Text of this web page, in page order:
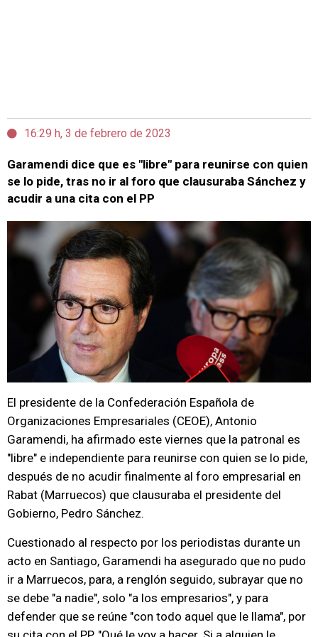
16:29 h, 3 de febrero de 2023
Garamendi dice que es "libre" para reunirse con quien
se lo pide, tras no ir al foro que clausuraba Sánchez y
acudir a una cita con el PP
El presidente de la Confederación Española de
Organizaciones Empresariales (CEOE), Antonio
Garamendi, ha afirmado este viernes que la patronal es
"libre" e independiente para reunirse con quien se lo pide,
después de no acudir finalmente al foro empresarial en
Rabat (Marruecos) que clausuraba el presidente del
Gobierno, Pedro Sánchez.
Cuestionado al respecto por los periodistas durante un
acto en Santiago, Garamendi ha asegurado que no pudo
ir a Marruecos, para, a renglón seguido, subrayar que no
se debe "a nadie", solo "a los empresarios", y para
defender que se reúne "con todo aquel que le llama", por